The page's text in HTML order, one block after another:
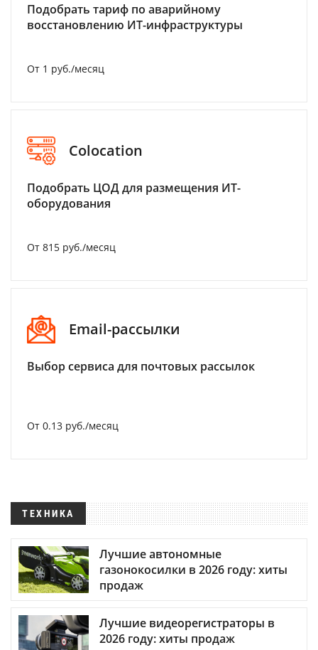
Подобрать тариф по аварийному
восстановлению ИТ-инфраструктуры
От 1 руб./месяц
Colocation
Подобрать ЦОД для размещения ИТ-
оборудования
От 815 руб./месяц
Email-рассылки
Выбор сервиса для почтовых рассылок
От 0.13 руб./месяц
ТЕХНИКА
Лучшие автономные
газонокосилки в 2026 году: хиты
продаж
Лучшие видеорегистраторы в
2026 году: хиты продаж